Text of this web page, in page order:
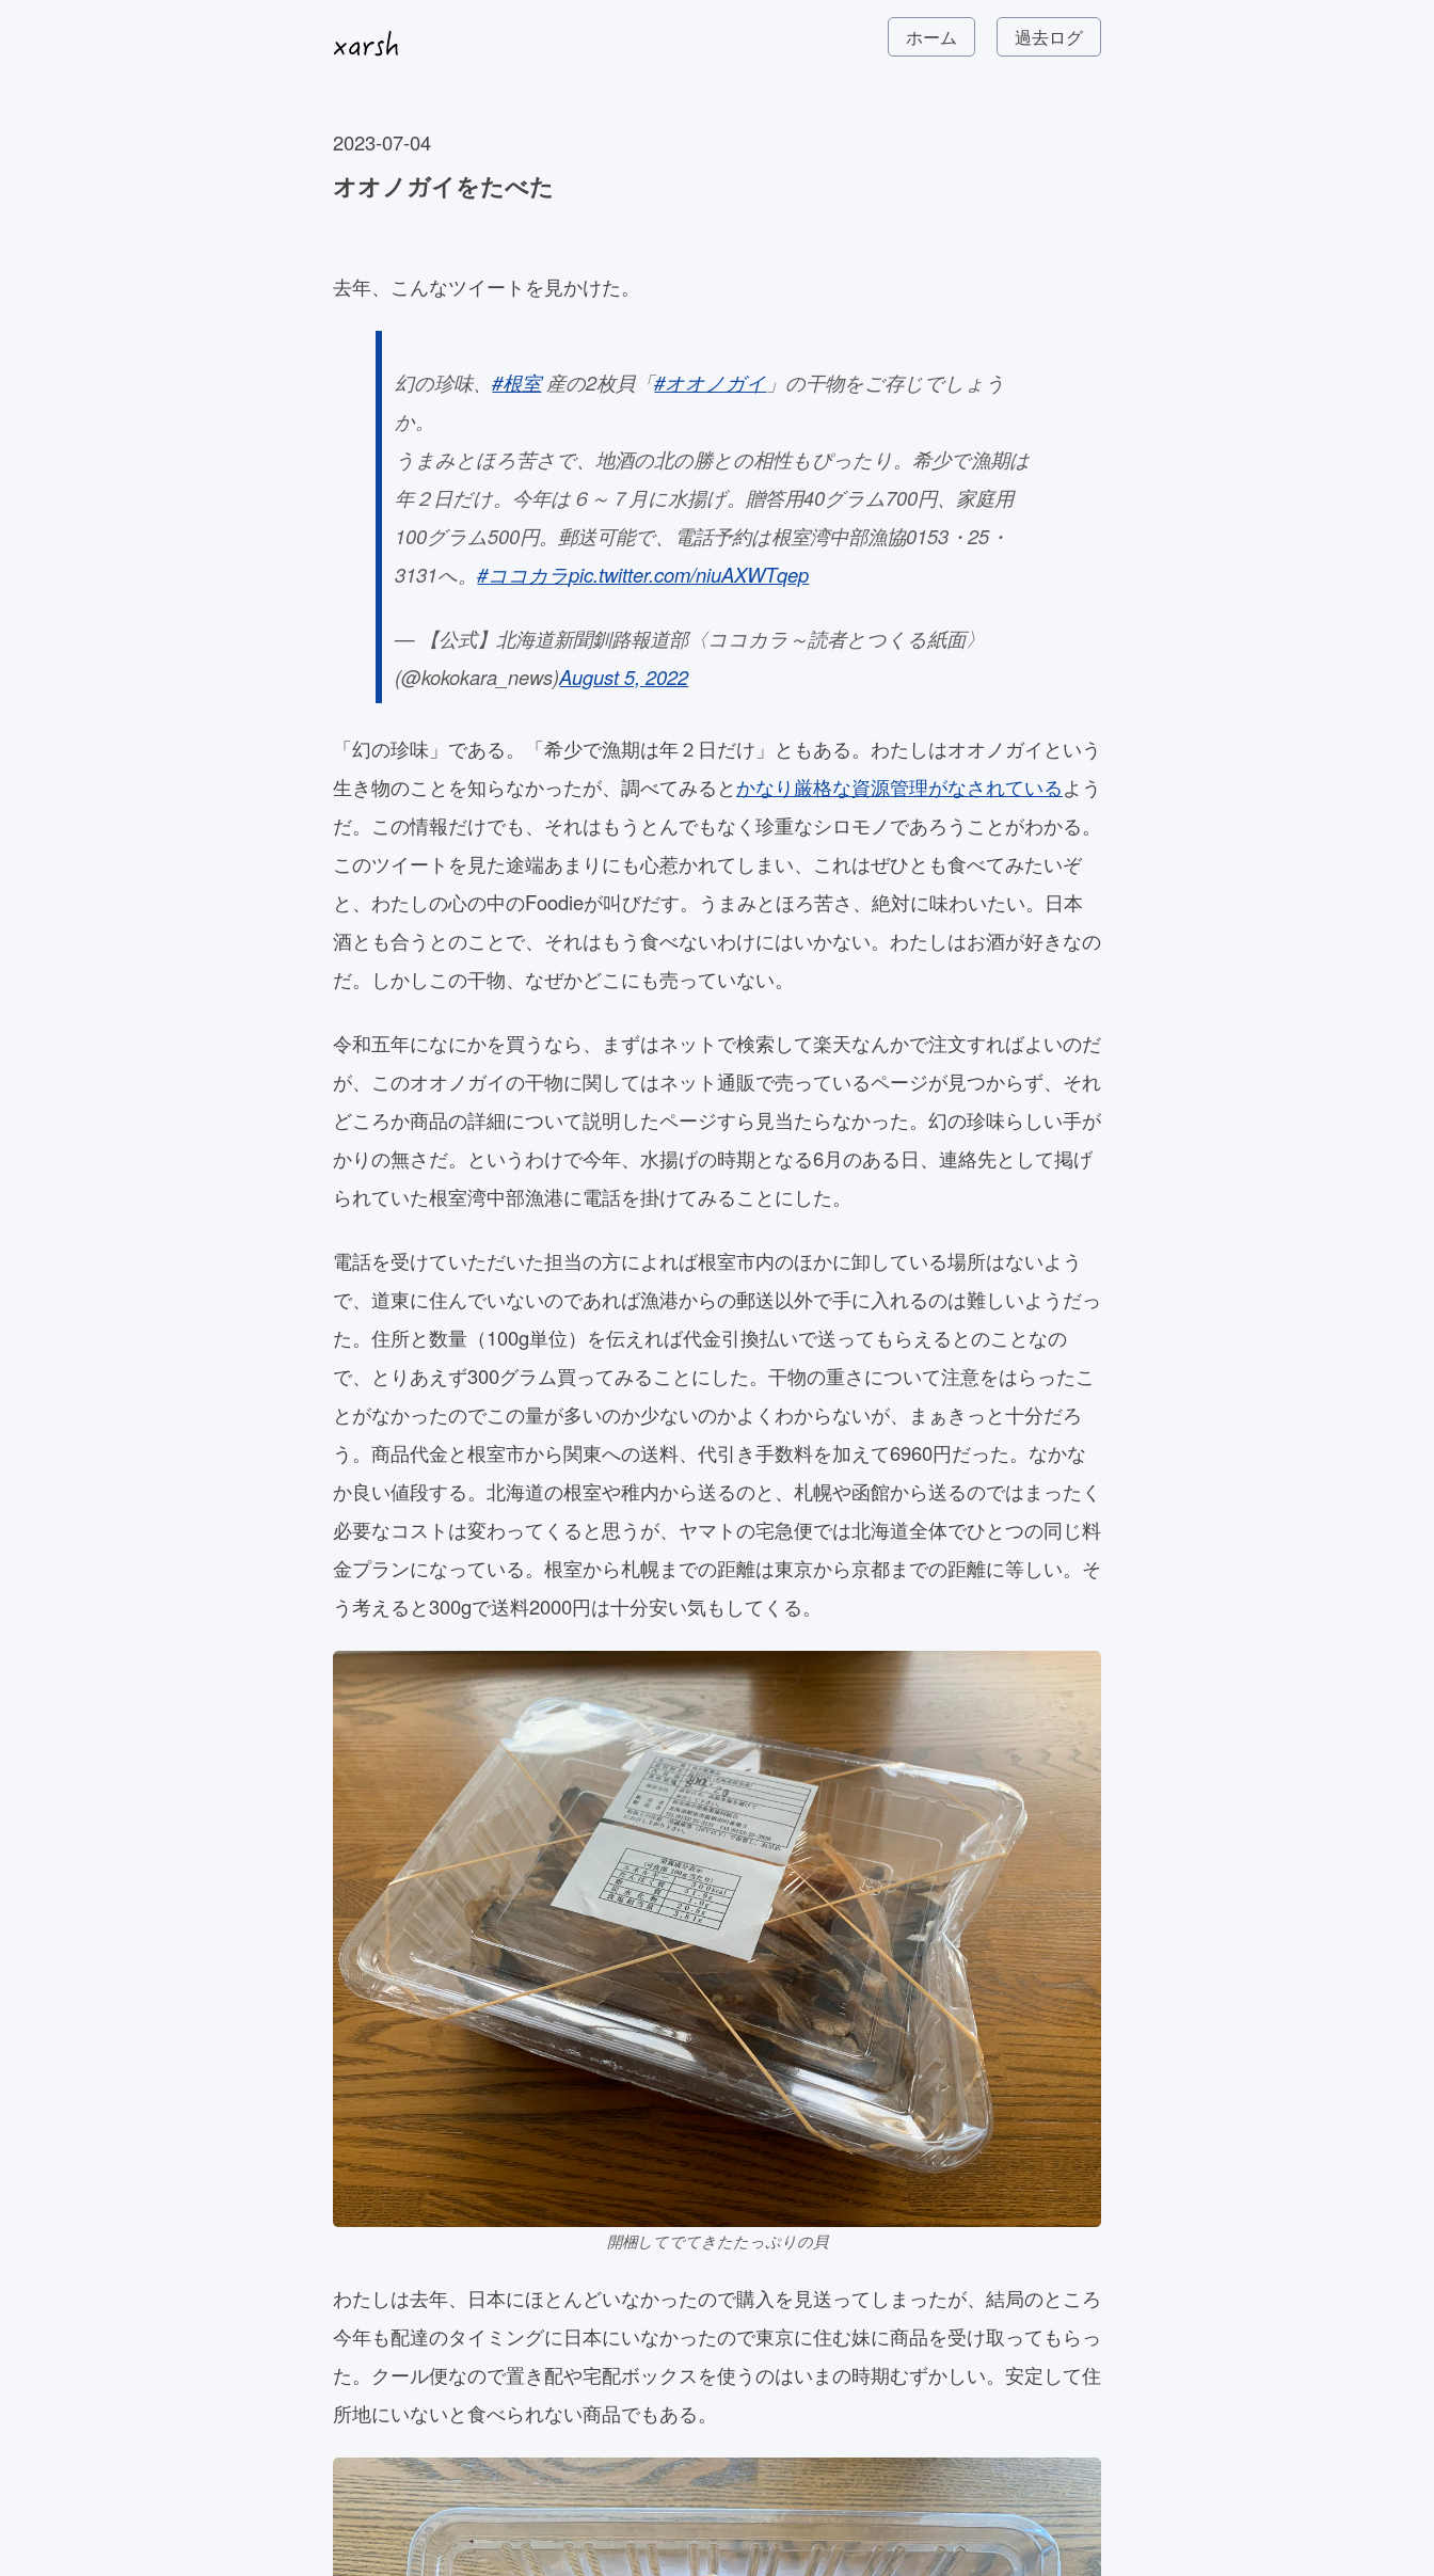
ホーム 過去ログ
2023-07-04
オオノガイをたべた
去年、こんなツイートを見かけた。
幻の珍味、#根室産の2枚貝「#オオノガイ 」の干物をご存じでしょう
か。
うまみとほろ苦さで、地酒の北の勝との相性もぴったり。希少で漁期は
年２日だけ。今年は６～７月に水揚げ。贈答用40グラム700円、家庭用
100グラム500円。郵送可能で、電話予約は根室湾中部漁協0153・25・
3131へ。#ココカラpic.twitter.com/niuAXWTqep
— 【公式】北海道新聞釧路報道部〈ココカラ～読者とつくる紙面〉
(@kokokara_news)August 5, 2022
「幻の珍味」である。「希少で漁期は年２日だけ」ともある。わたしはオオノガイという
生き物のことを知らなかったが、調べてみるとかなり厳格な資源管理がなされているよう
だ。この情報だけでも、それはもうとんでもなく珍重なシロモノであろうことがわかる。
このツイートを見た途端あまりにも心惹かれてしまい、これはぜひとも食べてみたいぞ
と、わたしの心の中のFoodieが叫びだす。うまみとほろ苦さ、絶対に味わいたい。日本
酒とも合うとのことで、それはもう食べないわけにはいかない。わたしはお酒が好きなの
だ。しかしこの干物、なぜかどこにも売っていない。
令和五年になにかを買うなら、まずはネットで検索して楽天なんかで注文すればよいのだ
が、このオオノガイの干物に関してはネット通販で売っているページが見つからず、それ
どころか商品の詳細について説明したページすら見当たらなかった。幻の珍味らしい手が
かりの無さだ。というわけで今年、水揚げの時期となる6月のある日、連絡先として掲げ
られていた根室湾中部漁港に電話を掛けてみることにした。
電話を受けていただいた担当の方によれば根室市内のほかに卸している場所はないよう
で、道東に住んでいないのであれば漁港からの郵送以外で手に入れるのは難しいようだっ
た。住所と数量（100g単位）を伝えれば代金引換払いで送ってもらえるとのことなの
で、とりあえず300グラム買ってみることにした。干物の重さについて注意をはらったこ
とがなかったのでこの量が多いのか少ないのかよくわからないが、まぁきっと十分だろ
う。商品代金と根室市から関東への送料、代引き手数料を加えて6960円だった。なかな
か良い値段する。北海道の根室や稚内から送るのと、札幌や函館から送るのではまったく
必要なコストは変わってくると思うが、ヤマトの宅急便では北海道全体でひとつの同じ料
金プランになっている。根室から札幌までの距離は東京から京都までの距離に等しい。そ
う考えると300gで送料2000円は十分安い気もしてくる。
開梱してでてきたたっぷりの貝
わたしは去年、日本にほとんどいなかったので購入を見送ってしまったが、結局のところ
今年も配達のタイミングに日本にいなかったので東京に住む妹に商品を受け取ってもらっ
た。クール便なので置き配や宅配ボックスを使うのはいまの時期むずかしい。安定して住
所地にいないと食べられない商品でもある。